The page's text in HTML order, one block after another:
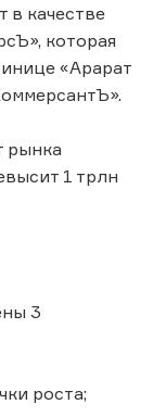
в качестве
которая
«Арарат
рынка
1 трлн
3
роста;